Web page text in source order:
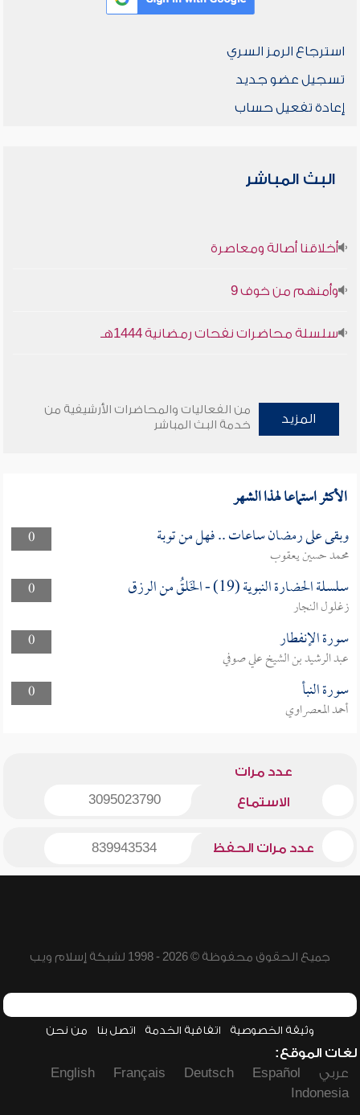
استرجاع الرمز السري
تسجيل عضو جديد
إعادة تفعيل حساب
البث المباشر
أخلاقنا أصالة ومعاصرة
وأمنهم من خوف 9
سلسلة محاضرات نفحات رمضانية 1444هـ
المزيد
من الفعاليات والمحاضرات الأرشيفية من
خدمة البث المباشر
الأكثر استماعا لهذا الشهر
0 وبقى على رمضان ساعات .. فهل من توبة
محمد حسين يعقوب
0
سلسلة الحضارة النبوية (19) - الخَلقُ من الرزق
زغلول النجار
0
سورة الإنفطار
عبد الرشيد بن الشيخ علي صوفي
0
سورة النبأ
أحمد المعصراوي
عدد مرات
الاستماع 3095023790
عدد مرات الحفظ 839943534
جميع الحقوق محفوظة © 2026 - 1998 لشبكة إسلام ويب
وثيقة الخصوصية اتفاقية الخدمة اتصل بنا من نحن
لغات الموقع:
عربي
Español
Deutsch
Français
English
Indonesia